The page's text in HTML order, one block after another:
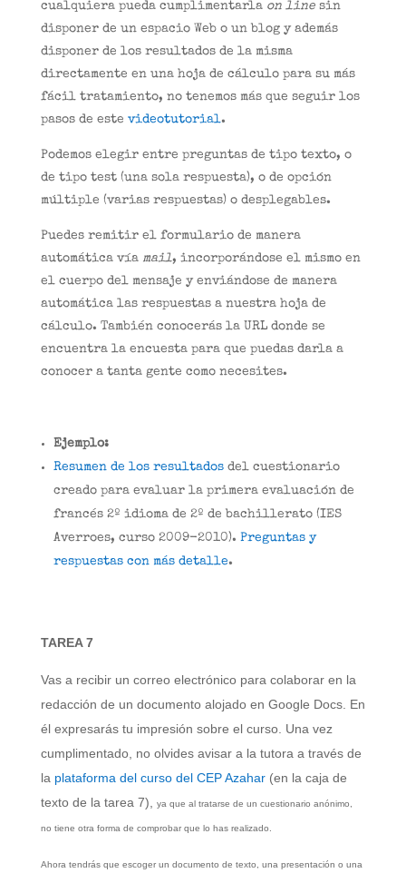
cualquiera pueda cumplimentarla on line sin
disponer de un espacio Web o un blog y además
disponer de los resultados de la misma
directamente en una hoja de cálculo para su más
fácil tratamiento, no tenemos más que seguir los
pasos de este videotutorial.
Podemos elegir entre preguntas de tipo texto, o
de tipo test (una sola respuesta), o de opción
múltiple (varias respuestas) o desplegables.
Puedes remitir el formulario de manera
automática vía mail, incorporándose el mismo en
el cuerpo del mensaje y enviándose de manera
automática las respuestas a nuestra hoja de
cálculo. También conocerás la URL donde se
encuentra la encuesta para que puedas darla a
conocer a tanta gente como necesites.
Ejemplo:
Resumen de los resultadosdel cuestionario
creado para evaluar la primera evaluación de
francés 2º idioma de 2º de bachillerato (IES
Averroes, curso 2009-2010). Preguntas y
respuestas con más detalle.
TAREA 7
Vas a recibir un correo electrónico para colaborar en la
redacción de un documento alojado en Google Docs. En
él expresarás tu impresión sobre el curso. Una vez
cumplimentado, no olvides avisar a la tutora a través de
la plataforma del curso del CEP Azahar(en la caja de
texto de la tarea 7),
ya que al tratarse de un cuestionario anónimo,
no tiene otra forma de comprobar que lo has realizado.
Ahora tendrás que escoger un documento de texto, una presentación o una